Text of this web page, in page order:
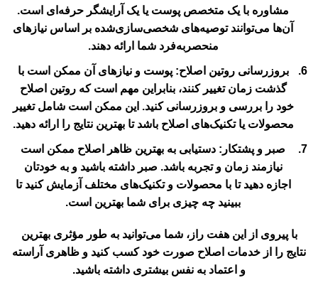
مشاوره با یک متخصص پوست یا یک آرایشگر حرفه‌ای است.
آن‌ها می‌توانند توصیه‌های شخصی‌سازی‌شده بر اساس نیازهای
منحصربه‌فرد شما ارائه دهند.
بروزرسانی روتین اصلاح: پوست و نیازهای آن ممکن است با
گذشت زمان تغییر کنند، بنابراین مهم است که روتین اصلاح
خود را بررسی و بروزرسانی کنید. این ممکن است شامل تغییر
محصولات یا تکنیک‌های اصلاح باشد تا بهترین نتایج را ارائه دهید.
صبر و پشتکار: دستیابی به بهترین ظاهر اصلاح ممکن است
نیازمند زمان و تجربه باشد. صبر داشته باشید و به خودتان
اجازه دهید تا با محصولات و تکنیک‌های مختلف آزمایش کنید تا
ببینید چه چیزی برای شما بهترین است.
با پیروی از این هفت راز، شما می‌توانید به طور مؤثری بهترین
نتایج را از خدمات اصلاح صورت خود کسب کنید و ظاهری آراسته
و اعتماد به نفس بیشتری داشته باشید.